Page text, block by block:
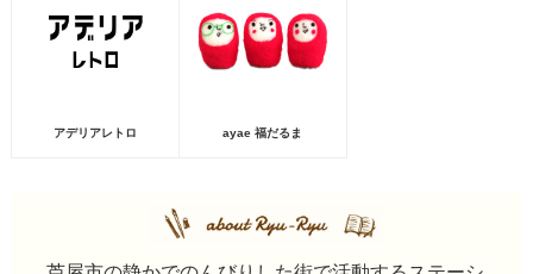
アデリアレトロ ayae 福だるま